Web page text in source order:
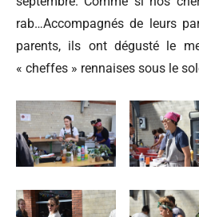
rab…Accompagnés de leurs
parents, ils ont dégusté le
« cheffes » rennaises sous le